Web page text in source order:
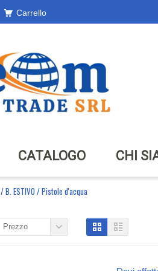
Carrello
CATALOGO CHI
/B. ESTIVO /Pistole d'acqua
Prezzo